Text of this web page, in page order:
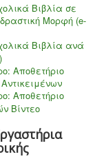
Βιβλία σε
Μορφή (e-
Βιβλία ανά
Αποθετήριο
Αποθετήριο
Βίντεο